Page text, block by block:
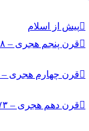
پیش از اسلام
قرن پنجم هجری – ۳۸۸ الی ۴۸۵ شمسی
قرن چهارم هجری – ۲۹۱ الی ۳۸۸ شمسی
قرن دهم هجری – ۸۷۳ الی ۹۷۰ شمسی